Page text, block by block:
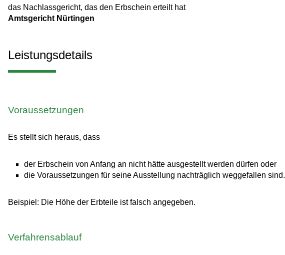
das Nachlassgericht, das den Erbschein erteilt hat
Amtsgericht Nürtingen
Leistungsdetails
Voraussetzungen
Es stellt sich heraus, dass
der Erbschein von Anfang an nicht hätte ausgestellt werden dürfen oder
die Voraussetzungen für seine Ausstellung nachträglich weggefallen sind.
Beispiel: Die Höhe der Erbteile ist falsch angegeben.
Verfahrensablauf